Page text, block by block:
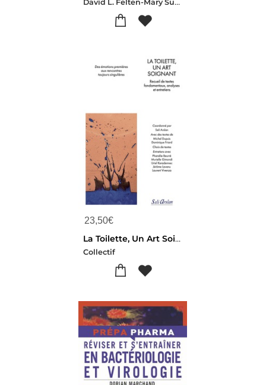
23,50€
La Toilette, Un Art Soignant : Recueil De Textes Fondamentaux, Analyses Et Entretiens.
Collectif